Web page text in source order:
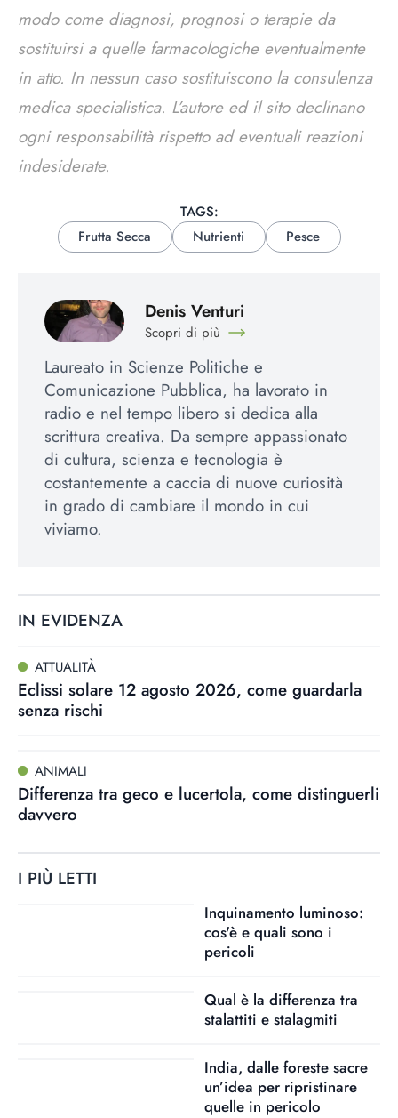
modo come diagnosi, prognosi o terapie da
sostituirsi a quelle farmacologiche eventualmente
in atto. In nessun caso sostituiscono la consulenza
medica specialistica. L’autore ed il sito declinano
ogni responsabilità rispetto ad eventuali reazioni
indesiderate.
TAGS:
Frutta Secca
Nutrienti Pesce
Denis Venturi
Scopri di più
Laureato in Scienze Politiche e
Comunicazione Pubblica, ha lavorato in
radio e nel tempo libero si dedica alla
scrittura creativa. Da sempre appassionato
di cultura, scienza e tecnologia è
costantemente a caccia di nuove curiosità
in grado di cambiare il mondo in cui
viviamo.
IN EVIDENZA
ATTUALITÀ
Eclissi solare 12 agosto 2026, come guardarla
senza rischi
ANIMALI
Differenza tra geco e lucertola, come distinguerli
davvero
I PIÙ LETTI
Inquinamento luminoso:
cos'è e quali sono i
pericoli
Qual è la differenza tra
stalattiti e stalagmiti
India, dalle foreste sacre
un’idea per ripristinare
quelle in pericolo